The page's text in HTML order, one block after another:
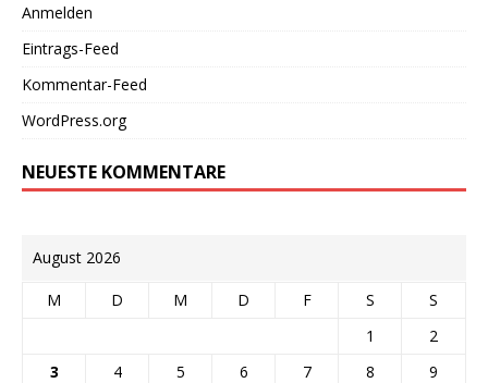
Anmelden
Eintrags-Feed
Kommentar-Feed
WordPress.org
NEUESTE KOMMENTARE
August 2026
M D M D F S
S
1
2
3
4 5 6 7 8
9